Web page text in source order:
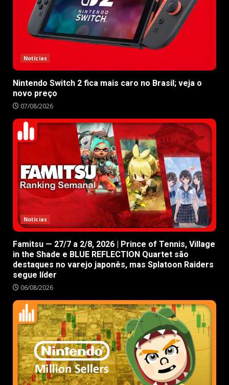
Notícias
Nintendo Switch 2 fica mais caro no Brasil; veja o
novo preço
07/08/2026
Notícias
Famitsu — 27/7 a 2/8, 2026 | Prince of Tennis, Village
in the Shade e BLUE REFLECTION Quartet são
destaques no varejo japonês, mas Splatoon Raiders
segue líder
06/08/2026